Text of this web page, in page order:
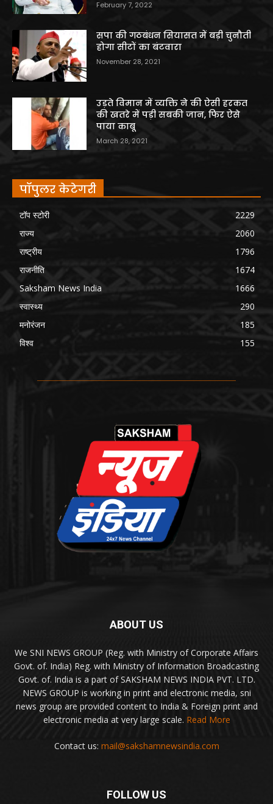
February 7, 2022
सपा की गठबंधन सियासत में बड़ी चुनौती
होगा सीटों का बंटवारा
November 28, 2021
उड़ते विमान में व्यक्ति ने की ऐसी हरकत
की खतरे में पड़ी सबकी जान, फिर ऐसे
पाया काबू
March 28, 2021
पॉपुलर केटेगरी
टॉप स्टोरी
2229
राज्य
2060
राष्ट्रीय
1796
राजनीति
1674
Saksham News India
1666
स्वास्थ्य
290
मनोरंजन
185
विश्व
155
ABOUT US
We SNI NEWS GROUP (Reg. with Ministry of Corporate Affairs
Govt. of. India) Reg. with Ministry of Information Broadcasting
Govt. of. India is a part of SAKSHAM NEWS INDIA PVT. LTD.
NEWS GROUP is working in print and electronic media, sni
news group are provided content to India & Foreign print and
electronic media at very large scale. Read More
Contact us: mail@sakshamnewsindia.com
FOLLOW US